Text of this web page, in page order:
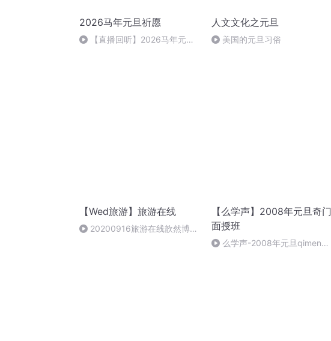
2026马年元旦祈愿
【直播回听】2026马年元旦
人文文化之元旦
美国的元旦习俗
【Wed旅游】旅游在线
20200916旅游在线歆然博湛
【么学声】2008年元旦奇门
面授班
么学声-2008年元旦qimen面